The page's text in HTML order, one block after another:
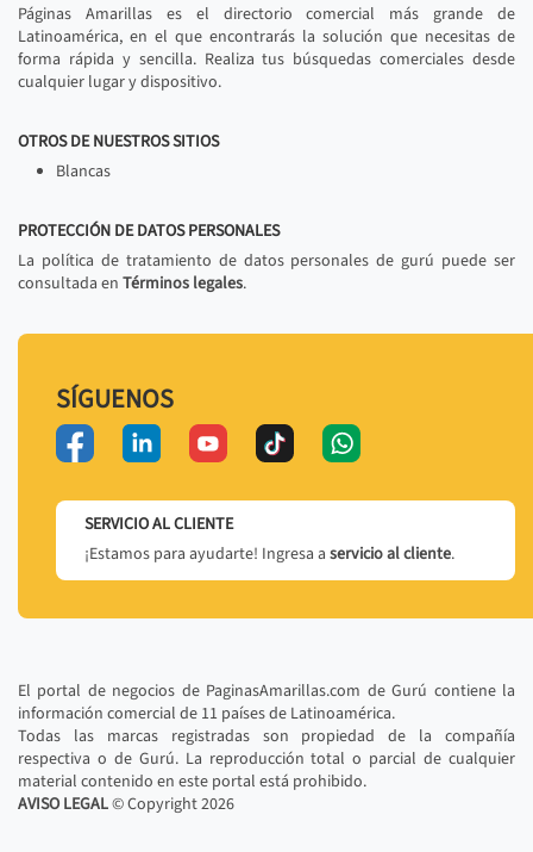
Páginas Amarillas es el directorio comercial más grande de
Latinoamérica, en el que encontrarás la solución que necesitas de
forma rápida y sencilla. Realiza tus búsquedas comerciales desde
cualquier lugar y dispositivo.
OTROS DE NUESTROS SITIOS
Blancas
PROTECCIÓN DE DATOS PERSONALES
La política de tratamiento de datos personales de gurú puede ser
consultada en Términos legales.
SÍGUENOS
SERVICIO AL CLIENTE
¡Estamos para ayudarte! Ingresa a servicio al cliente.
El portal de negocios de PaginasAmarillas.com de Gurú contiene la
información comercial de 11 países de Latinoamérica.
Todas las marcas registradas son propiedad de la compañía
respectiva o de Gurú. La reproducción total o parcial de cualquier
material contenido en este portal está prohibido.
AVISO LEGAL© Copyright2026